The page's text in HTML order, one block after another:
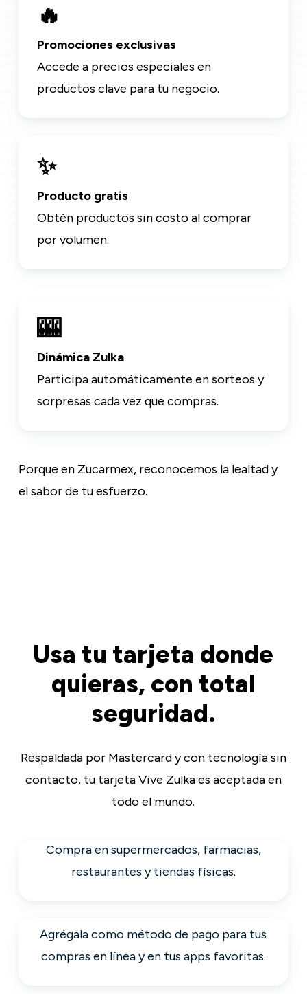
🔥
Promociones exclusivas
Accede a precios especiales en
productos clave para tu negocio.
✨
Producto gratis
Obtén productos sin costo al comprar
por volumen.
🎰
Dinámica Zulka
Participa automáticamente en sorteos y
sorpresas cada vez que compras.
Porque en Zucarmex, reconocemos la lealtad y
el sabor de tu esfuerzo.
Usa tu tarjeta donde
quieras, con total
seguridad.
Respaldada por Mastercard y con tecnología sin
contacto, tu tarjeta Vive Zulka es aceptada en
todo el mundo.
Compra en supermercados, farmacias,
restaurantes y tiendas físicas.
Agrégala como método de pago para tus
compras en línea y en tus apps favoritas.